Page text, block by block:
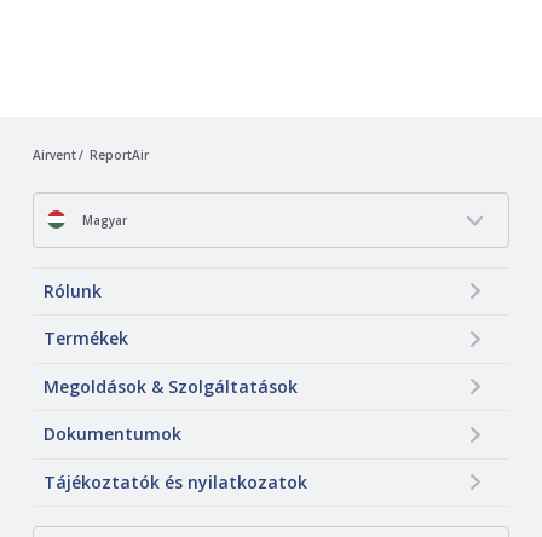
Airvent ReportAir
Magyar
Rólunk
Termékek
Megoldások & Szolgáltatások
Dokumentumok
Tájékoztatók és nyilatkozatok